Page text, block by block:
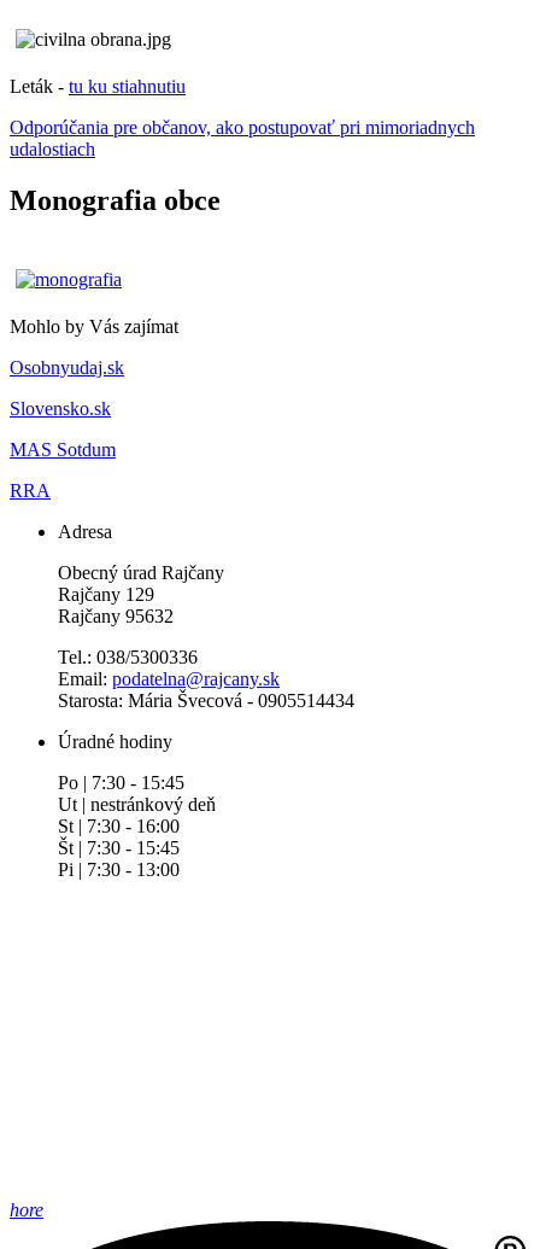
Leták - tu ku stiahnutiu
Odporúčania pre občanov, ako postupovať pri mimoriadnych
udalostiach
Monografia obce
Mohlo by Vás zajímat
Osobnyudaj.sk
Slovensko.sk
MAS Sotdum
RRA
Adresa
Obecný úrad Rajčany
Rajčany 129
Rajčany 95632
Tel.: 038/5300336
Email: podatelna@rajcany.sk
Starosta: Mária Švecová - 0905514434
Úradné hodiny
Po | 7:30 - 15:45
Ut | nestránkový deň
St | 7:30 - 16:00
Št | 7:30 - 15:45
Pi | 7:30 - 13:00
hore